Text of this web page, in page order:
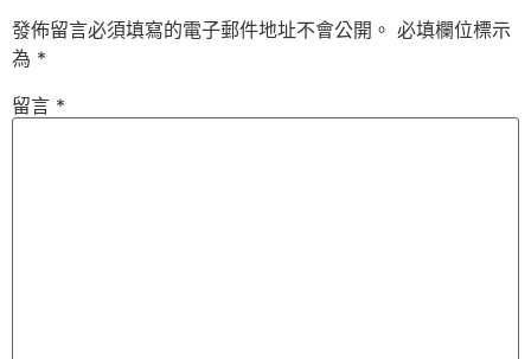
發佈留言必須填寫的電子郵件地址不會公開。 必填欄位標示
為 *
留言 *